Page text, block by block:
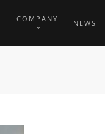
COMPANY NEWS